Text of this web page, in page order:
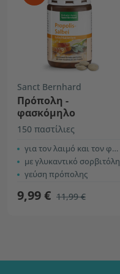
Sanct Bernhard
Πρόπολη -
φασκόμηλο
150 παστίλιες
για τον λαιμό και τον φάρυγγα
με γλυκαντικό σορβιτόλη
γεύση πρόπολης
9,99 € 11,99 €